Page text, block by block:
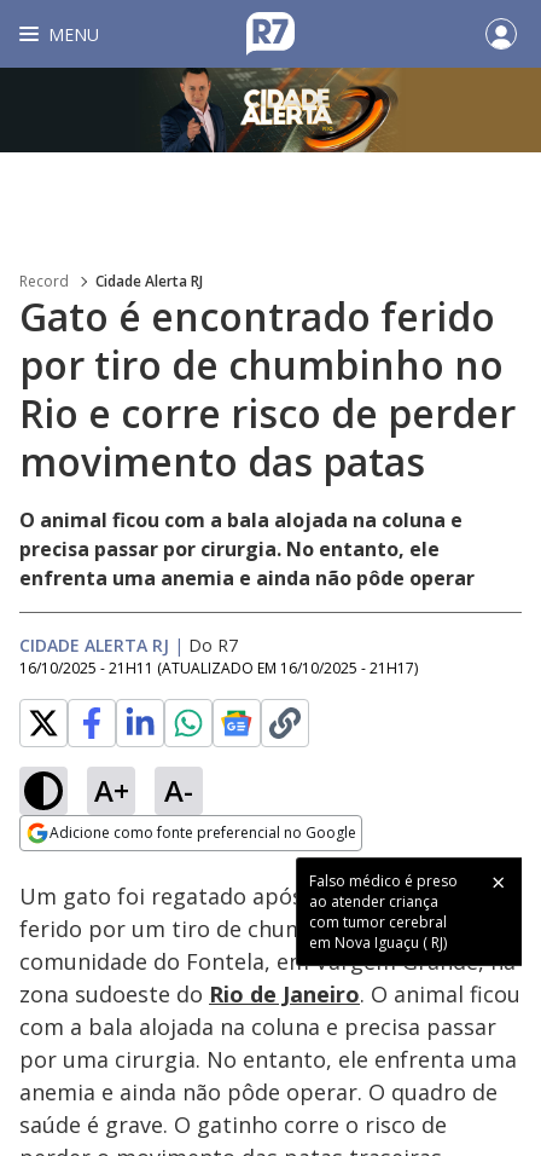
MENU
Record Cidade Alerta RJ
Gato é encontrado ferido
por tiro de chumbinho no
Rio e corre risco de perder
movimento das patas
O animal ficou com a bala alojada na coluna e
precisa passar por cirurgia. No entanto, ele
enfrenta uma anemia e ainda não pôde operar
CIDADE ALERTA RJ | Do R7
16/10/2025 - 21H11 (ATUALIZADO EM 16/10/2025 - 21H17)
A+ A-
Adicione como fonte preferencial no Google
Falso médico é preso
ao atender criança
com tumor cerebral
em Nova Iguaçu ( RJ)
Ativar
Loaded:
50.91%
Um gato foi regatado após ser encontrado
ferido por um tiro de chumbinho na
comunidade do Fontela, em Vargem Grande, na
zona sudoeste do Rio de Janeiro. O animal ficou
com a bala alojada na coluna e precisa passar
por uma cirurgia. No entanto, ele enfrenta uma
anemia e ainda não pôde operar. O quadro de
saúde é grave. O gatinho corre o risco de